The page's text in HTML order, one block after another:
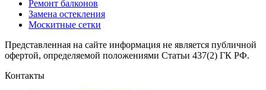
Ремонт балконов
Замена остекления
Москитные сетки
Представленная на сайте информация не является публичной
офертой, определяемой положениями Статьи 437(2) ГК РФ.
Контакты